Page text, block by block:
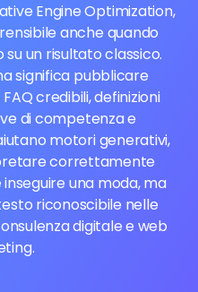
Engine Optimization,
anche quando
un risultato classico.
significa pubblicare
credibili, definizioni
di competenza e
motori generativi,
correttamente
una moda, ma
riconoscibile nelle
digitale e web